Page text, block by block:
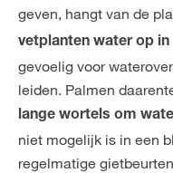
geven, hangt van de
vetplanten water op in
gevoelig voor
leiden. Palmen
lange wortels om
niet mogelijk is in een
regelmatige